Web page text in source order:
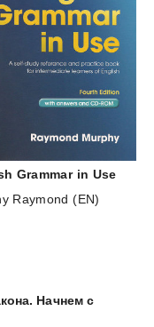
Grammar in Use
Raymond (EN)
Начнем с